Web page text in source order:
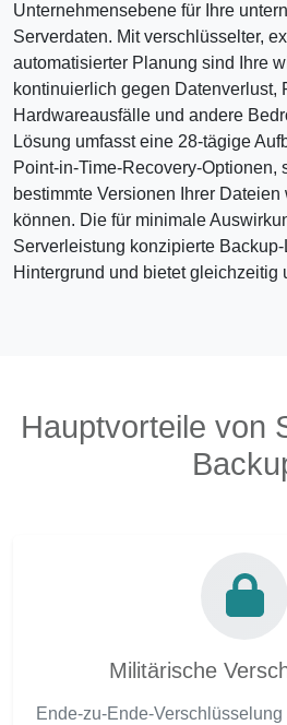
Unternehmensebene für Ihre
Serverdaten. Mit verschlüsselter,
automatisierter Planung sind Ihre
kontinuierlich gegen Datenverlust,
Hardwareausfälle und andere
Lösung umfasst eine 28-tägige
Point-in-Time-Recovery-Optionen,
bestimmte Versionen Ihrer
können. Die für minimale
Serverleistung konzipierte
Hintergrund und bietet gleichzeitig
Hauptvorteile von
Militärische
Ende-zu-Ende-